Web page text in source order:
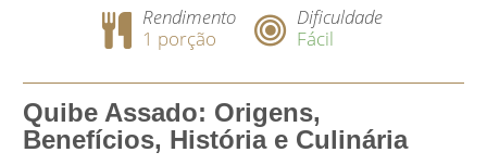
Rendimento
1 porção
Dificuldade
Fácil
Quibe Assado: Origens,
Benefícios, História e Culinária